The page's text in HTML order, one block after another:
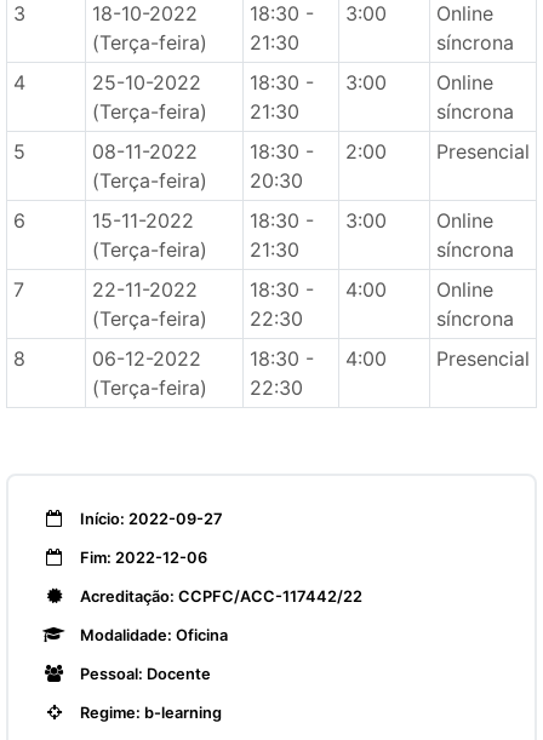
3
18-10-2022
(Terça-feira)
18:30 -
21:30
3:00
Online
síncrona
4
25-10-2022
(Terça-feira)
18:30 -
21:30
3:00
Online
síncrona
5
08-11-2022
(Terça-feira)
18:30 -
20:30
2:00 Presencial
6
15-11-2022
(Terça-feira)
18:30 -
21:30
3:00
Online
síncrona
7
22-11-2022
(Terça-feira)
18:30 -
22:30
4:00
Online
síncrona
8
06-12-2022
(Terça-feira)
18:30 -
22:30
4:00 Presencial
Início: 2022-09-27
Fim: 2022-12-06
Acreditação: CCPFC/ACC-117442/22
Modalidade: Oficina
Pessoal: Docente
Regime: b-learning